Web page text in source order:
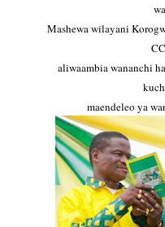
Mashewa wilayani
aliwaambia wananchi
maendeleo ya